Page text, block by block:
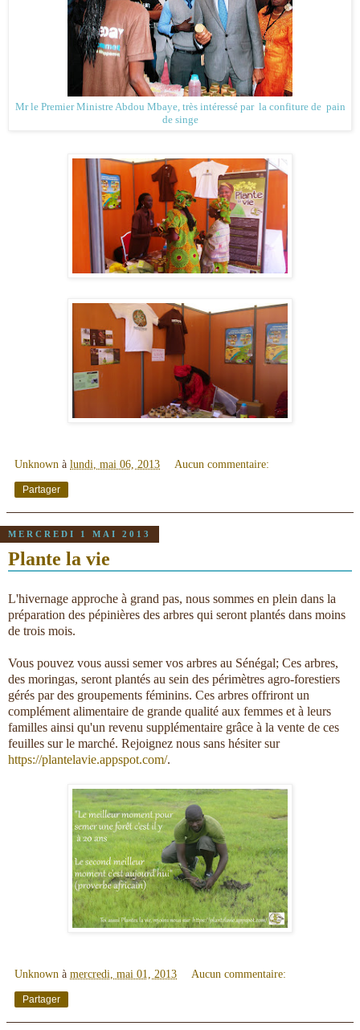
Mr le Premier Ministre Abdou Mbaye, très intéressé par la confiture de pain
de singe
Unknown à lundi, mai 06, 2013 Aucun commentaire:
Partager
MERCREDI 1 MAI 2013
Plante la vie
L'hivernage approche à grand pas, nous sommes en plein dans la
préparation des pépinières des arbres qui seront plantés dans moins
de trois mois.
Vous pouvez vous aussi semer vos arbres au Sénégal; Ces arbres,
des moringas, seront plantés au sein des périmètres agro-forestiers
gérés par des groupements féminins. Ces arbres offriront un
complément alimentaire de grande qualité aux femmes et à leurs
familles ainsi qu'un revenu supplémentaire grâce à la vente de ces
feuilles sur le marché. Rejoignez nous sans hésiter sur
https://plantelavie.appspot.com/.
Unknown à mercredi, mai 01, 2013 Aucun commentaire:
Partager